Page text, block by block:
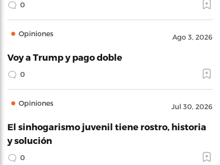
0
Opiniones Ago 3, 2026
Voy a Trump y pago doble
0
Opiniones Jul 30, 2026
El sinhogarismo juvenil tiene rostro, historia
y solución
0